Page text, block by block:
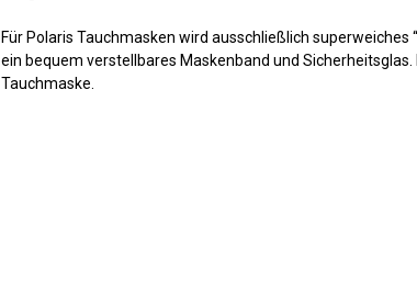
Für Polaris Tauchmasken wird ausschließlich
ein bequem verstellbares Maskenband und
Tauchmaske.